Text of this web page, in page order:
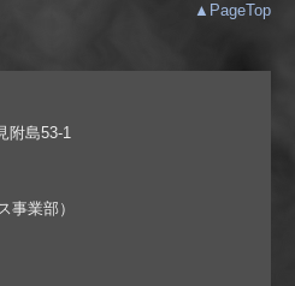
▲PageTop
附島53-1
事業部）